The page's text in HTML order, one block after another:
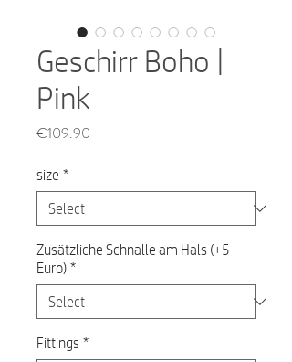
Geschirr Boho |
Pink
€109.90
size *
Zusätzliche Schnalle am Hals (+5
Euro) *
Fittings *